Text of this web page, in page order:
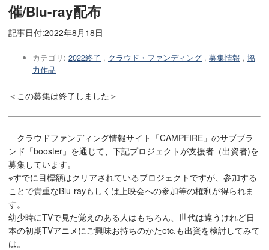
催/Blu-ray配布
記事日付:2022年8月18日
カテゴリ: 2022終了 , クラウド・ファンディング , 募集情報 , 協
力作品
＜この募集は終了しました＞
クラウドファンディング情報サイト「CAMPFIRE」のサブブラ
ンド「booster」を通じて、下記プロジェクトが支援者（出資者)を
募集しています。
※すでに目標額はクリアされているプロジェクトですが、参加する
ことで貴重なBlu-rayもしくは上映会への参加等の権利が得られま
す。
幼少時にTVで見た覚えのある人はもちろん、世代は違うけれど日
本の初期TVアニメにご興味お持ちのかたetc.も出資を検討してみて
は。